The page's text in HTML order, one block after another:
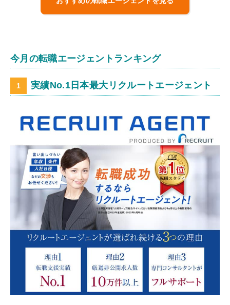
今月の転職エージェントランキング
実績No.1日本最大リクルートエージェント